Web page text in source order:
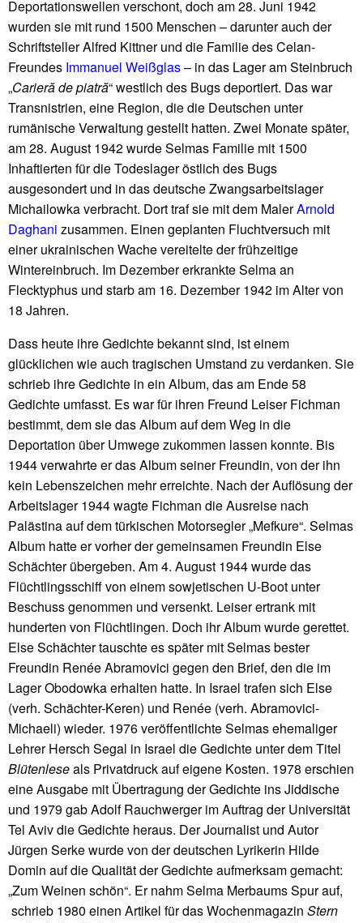
Deportationswellen verschont, doch am 28. Juni 1942
wurden sie mit rund 1500 Menschen – darunter auch der
Schriftsteller Alfred Kittner und die Familie des Celan-
Freundes Immanuel Weißglas– in das Lager am Steinbruch
„Carieră de piatră“ westlich des Bugs deportiert. Das war
Transnistrien, eine Region, die die Deutschen unter
rumänische Verwaltung gestellt hatten. Zwei Monate später,
am 28. August 1942 wurde Selmas Familie mit 1500
Inhaftierten für die Todeslager östlich des Bugs
ausgesondert und in das deutsche Zwangsarbeitslager
Michailowka verbracht. Dort traf sie mit dem MalerArnold
Daghani zusammen. Einen geplanten Fluchtversuch mit
einer ukrainischen Wache vereitelte der frühzeitige
Wintereinbruch. Im Dezember erkrankte Selma an
Flecktyphus und starb am 16. Dezember 1942 im Alter von
18 Jahren.
Dass heute ihre Gedichte bekannt sind, ist einem
glücklichen wie auch tragischen Umstand zu verdanken. Sie
schrieb ihre Gedichte in ein Album, das am Ende 58
Gedichte umfasst. Es war für ihren Freund Leiser Fichman
bestimmt, dem sie das Album auf dem Weg in die
Deportation über Umwege zukommen lassen konnte. Bis
1944 verwahrte er das Album seiner Freundin, von der ihn
kein Lebenszeichen mehr erreichte. Nach der Auflösung der
Arbeitslager 1944 wagte Fichman die Ausreise nach
Palästina auf dem türkischen Motorsegler „Mefkure“. Selmas
Album hatte er vorher der gemeinsamen Freundin Else
Schächter übergeben. Am 4. August 1944 wurde das
Flüchtlingsschiff von einem sowjetischen U-Boot unter
Beschuss genommen und versenkt. Leiser ertrank mit
hunderten von Flüchtlingen. Doch ihr Album wurde gerettet.
Else Schächter tauschte es später mit Selmas bester
Freundin Renée Abramovici gegen den Brief, den die im
Lager Obodowka erhalten hatte. In Israel trafen sich Else
(verh. Schächter-Keren) und Renée (verh. Abramovici-
Michaeli) wieder. 1976 veröffentlichte Selmas ehemaliger
Lehrer Hersch Segal in Israel die Gedichte unter dem Titel
Blütenleseals Privatdruck auf eigene Kosten. 1978 erschien
eine Ausgabe mit Übertragung der Gedichte ins Jiddische
und 1979 gab Adolf Rauchwerger im Auftrag der Universität
Tel Aviv die Gedichte heraus. Der Journalist und Autor
Jürgen Serke wurde von der deutschen Lyrikerin Hilde
Domin auf die Qualität der Gedichte aufmerksam gemacht:
„Zum Weinen schön“. Er nahm Selma Merbaums Spur auf,
schrieb 1980 einen Artikel für das Wochenmagazin Stern